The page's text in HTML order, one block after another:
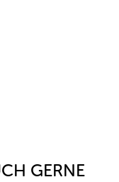
GERNE